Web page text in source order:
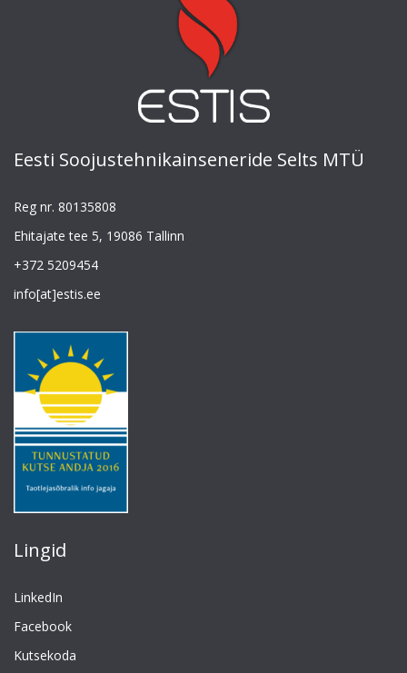
Eesti Soojustehnikainseneride Selts MTÜ
Reg nr. 80135808
Ehitajate tee 5, 19086 Tallinn
+372 5209454
info[at]estis.ee
Lingid
LinkedIn
Facebook
Kutsekoda